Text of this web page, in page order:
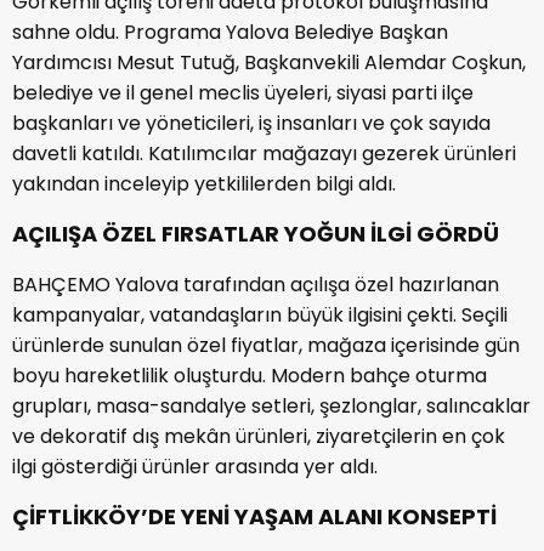
sahne oldu. Programa Yalova Belediye Başkan
Yardımcısı Mesut Tutuğ, Başkanvekili Alemdar Coşkun,
belediye ve il genel meclis üyeleri, siyasi parti ilçe
başkanları ve yöneticileri, iş insanları ve çok sayıda
davetli katıldı. Katılımcılar mağazayı gezerek ürünleri
yakından inceleyip yetkililerden bilgi aldı.
AÇILIŞA ÖZEL FIRSATLAR YOĞUN İLGİ GÖRDÜ
BAHÇEMO Yalova tarafından açılışa özel hazırlanan
kampanyalar, vatandaşların büyük ilgisini çekti. Seçili
ürünlerde sunulan özel fiyatlar, mağaza içerisinde gün
boyu hareketlilik oluşturdu. Modern bahçe oturma
grupları, masa-sandalye setleri, şezlonglar, salıncaklar
ve dekoratif dış mekân ürünleri, ziyaretçilerin en çok
ilgi gösterdiği ürünler arasında yer aldı.
ÇİFTLİKKÖY’DE YENİ YAŞAM ALANI KONSEPTİ